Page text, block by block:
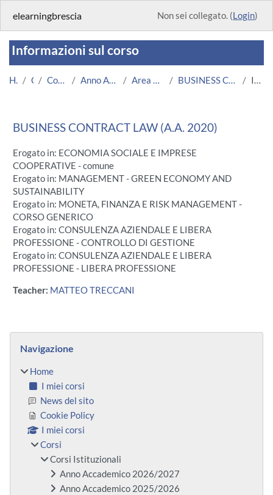
elearningbrescia Non sei collegato. (Login)
Informazioni sul corso
Home Corsi Corsi Istituzionali Anno Accademico 2020/2021 Area Economico-Statistica BUSINESS CONTRACT LAW A.A. 2020-2021 Introduzione
BUSINESS CONTRACT LAW (A.A. 2020)
Erogato in: ECONOMIA SOCIALE E IMPRESE
COOPERATIVE - comune
Erogato in: MANAGEMENT - GREEN ECONOMY AND
SUSTAINABILITY
Erogato in: MONETA, FINANZA E RISK MANAGEMENT -
CORSO GENERICO
Erogato in: CONSULENZA AZIENDALE E LIBERA
PROFESSIONE - CONTROLLO DI GESTIONE
Erogato in: CONSULENZA AZIENDALE E LIBERA
PROFESSIONE - LIBERA PROFESSIONE
Teacher: MATTEO TRECCANI
Blocchi
Navigazione
Home
I miei corsi
News del sito
Cookie Policy
I miei corsi
Corsi
Corsi Istituzionali
Anno Accademico 2026/2027
Anno Accademico 2025/2026